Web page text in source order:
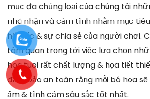
mục đa chủng loại của chúng tôi
nhã nhặn và cảm tình nhằm mục
hối tiếc & sự chia sẻ của người chơi.
tâm quan trọng tới việc lựa chọn
hoa tuoi rất chất lượng & họa tiết
đảm bảo an toàn rằng mỗi bó hoa
ấm & tình cảm sâu sắc tốt nhất.